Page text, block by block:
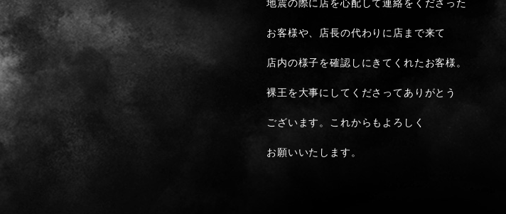
地震の際に店を心配して連絡をくださった
お客様や、店長の代わりに店まで来て
店内の様子を確認しにきてくれたお客様。
裸王を大事にしてくださってありがとう
ございます。これからもよろしく
お願いいたします。